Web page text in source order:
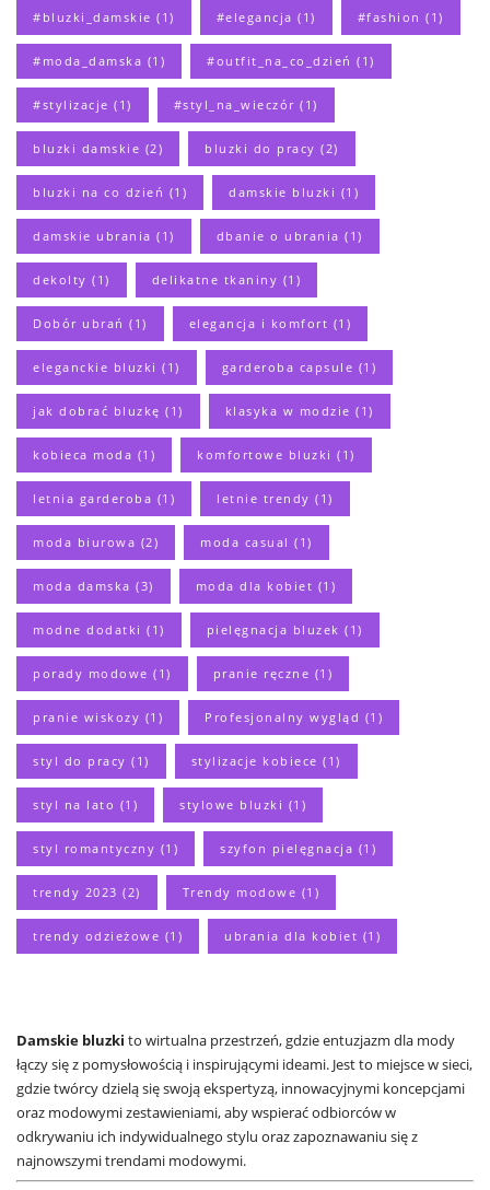
#bluzki_damskie (1) #elegancja (1) #fashion (1)
#moda_damska (1) #outfit_na_co_dzień (1)
#stylizacje (1) #styl_na_wieczór (1)
bluzki damskie (2) bluzki do pracy (2)
bluzki na co dzień (1) damskie bluzki (1)
damskie ubrania (1) dbanie o ubrania (1)
dekolty (1) delikatne tkaniny (1)
Dobór ubrań (1) elegancja i komfort (1)
eleganckie bluzki (1) garderoba capsule (1)
jak dobrać bluzkę (1) klasyka w modzie (1)
kobieca moda (1) komfortowe bluzki (1)
letnia garderoba (1) letnie trendy (1)
moda biurowa (2) moda casual (1)
moda damska (3) moda dla kobiet (1)
modne dodatki (1) pielęgnacja bluzek (1)
porady modowe (1) pranie ręczne (1)
pranie wiskozy (1) Profesjonalny wygląd (1)
styl do pracy (1) stylizacje kobiece (1)
styl na lato (1) stylowe bluzki (1)
styl romantyczny (1) szyfon pielęgnacja (1)
trendy 2023 (2) Trendy modowe (1)
trendy odzieżowe (1) ubrania dla kobiet (1)
Damskie bluzki to wirtualna przestrzeń, gdzie entuzjazm dla mody
łączy się z pomysłowością i inspirującymi ideami. Jest to miejsce w sieci,
gdzie twórcy dzielą się swoją ekspertyzą, innowacyjnymi koncepcjami
oraz modowymi zestawieniami, aby wspierać odbiorców w
odkrywaniu ich indywidualnego stylu oraz zapoznawaniu się z
najnowszymi trendami modowymi.